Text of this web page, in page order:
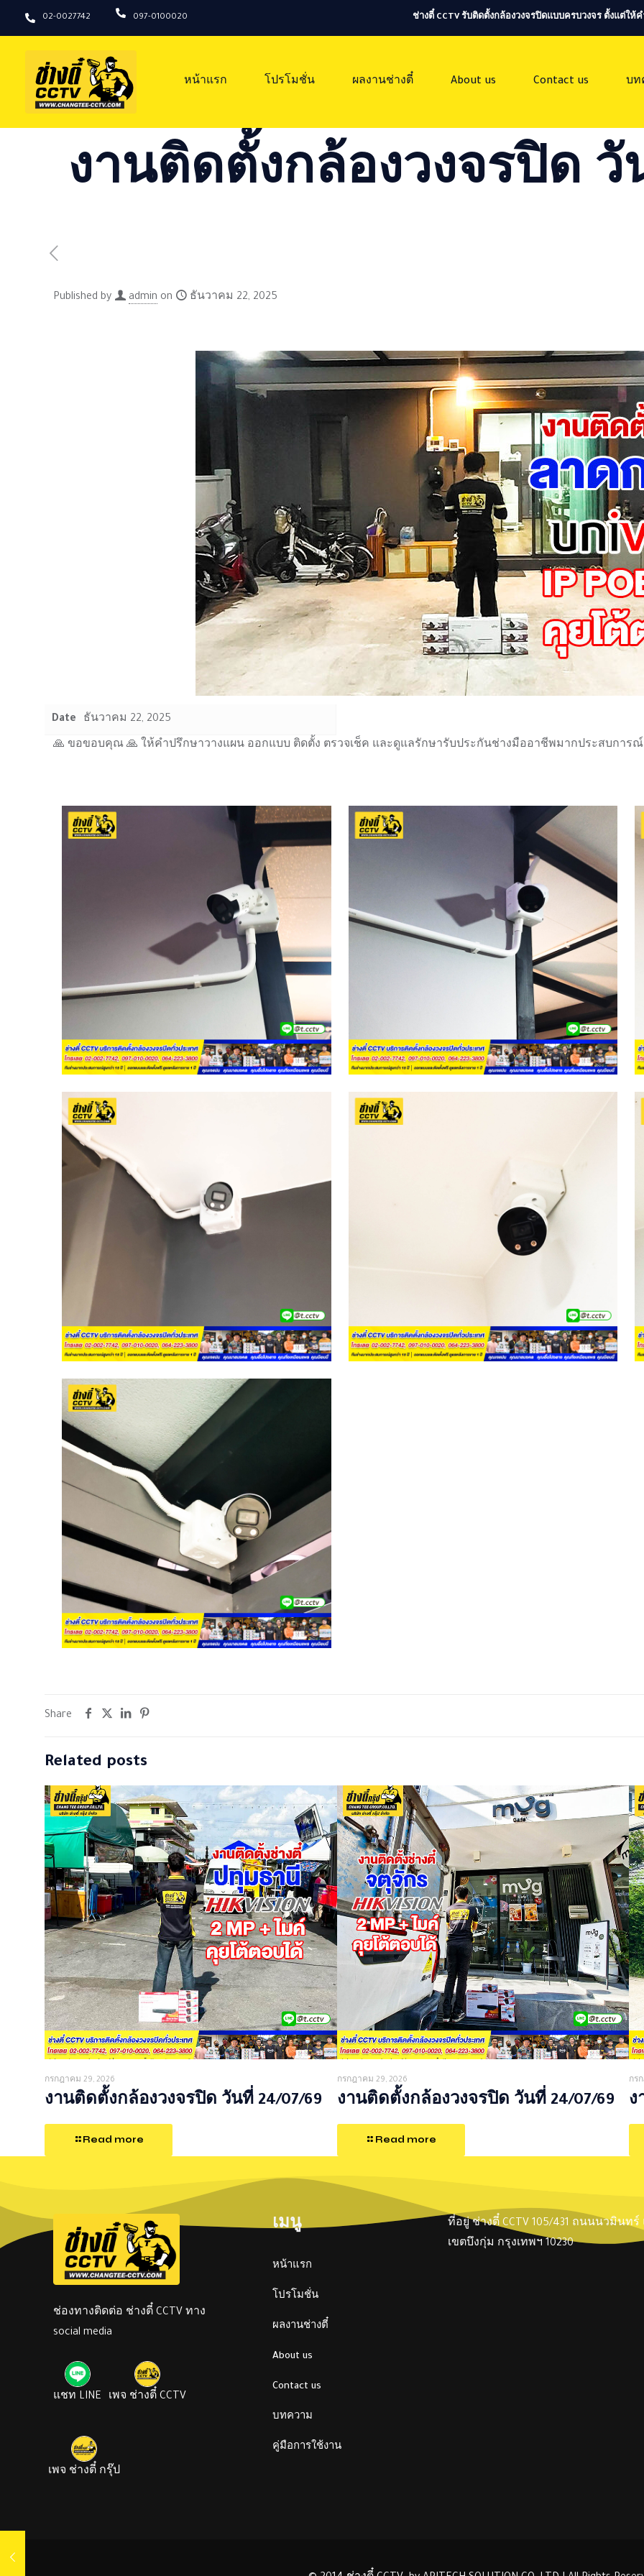
02-0027742 097-0100020 ช่างตี๋ CCTV รับติดตั้งกล้องวงจรปิดแบบครบวงจร ตั้งแต่
หน้าแรก โปรโมชั่น ผลงานช่างตี๋ About us Contact us บท
งานติดตั้งกล้องวงจรปิด วั
Published by admin on ธันวาคม 22, 2025
Date ธันวาคม 22, 2025
🙏 ขอขอบคุณ 🙏 ให้คำปรึกษาวางแผน ออกแบบ ติดตั้ง ตรวจเช็ค และดูแลรักษารับประกันช่างมืออาชีพมากประสบการณ์
Share
Related posts
กรกฎาคม 29, 2026
งานติดตั้งกล้องวงจรปิด วันที่ 24/07/69
Read more
กรกฎาคม 29, 2026
งานติดตั้งกล้องวงจรปิด วันที่ 24/07/69
Read more
กร
ง
ช่องทางติดต่อ ช่างตี๋ CCTV ทาง
social media
แชท LINE เพจ ช่างตี๋ CCTV
เพจ ช่างตี๋ กรุ๊ป
เมนู
หน้าแรก
โปรโมชั่น
ผลงานช่างตี๋
About us
Contact us
บทความ
คู่มือการใช้งาน
ที่อยู่ ช่างตี๋ CCTV 105/431 ถนนนวมินท
เขตบึงกุ่ม กรุงเทพฯ 10230